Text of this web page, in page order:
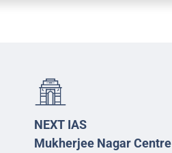
NEXT IAS
Mukherjee Nagar Centre